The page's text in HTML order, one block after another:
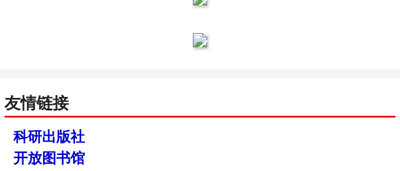
友情链接
科研出版社
开放图书馆